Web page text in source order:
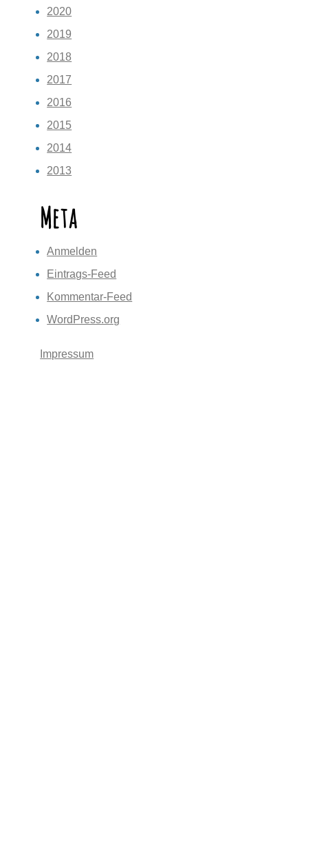
2020
2019
2018
2017
2016
2015
2014
2013
Meta
Anmelden
Eintrags-Feed
Kommentar-Feed
WordPress.org
Impressum